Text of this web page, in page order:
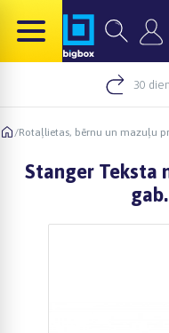
30
/Rotaļlietas, bērnu un mazuļu
Stanger Teksta